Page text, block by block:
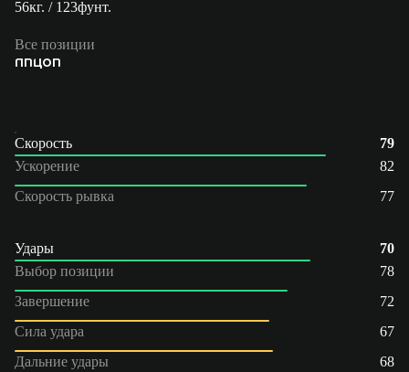
56кг. / 123фунт.
Все позиции
ППЦОП
Скорость
79
Ускорение
82
Скорость рывка
77
Удары
70
Выбор позиции
78
Завершение
72
Сила удара
67
Дальние удары
68